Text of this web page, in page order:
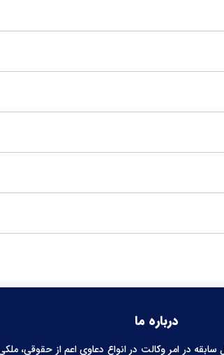
درباره ما
در امر وکالت در انواع دعاوی اعم از حقوقی،